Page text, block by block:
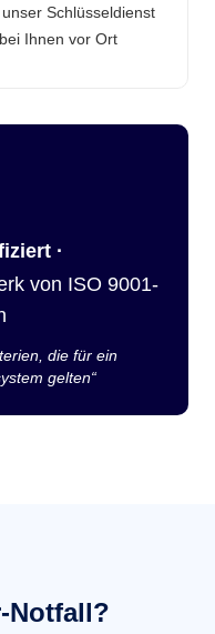
Schlüsseldienst
Ihnen vor Ort
·
von ISO 9001-
die für ein
gelten“
Notfall?